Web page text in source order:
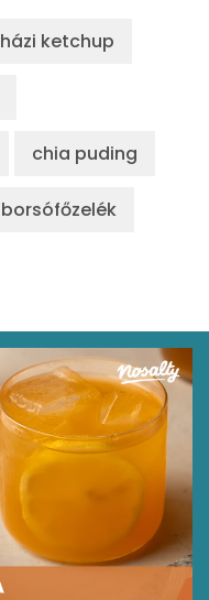
házi ketchup
chia puding
borsófőzelék